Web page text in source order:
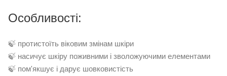
Особливості:
🍃 протистоїть віковим змінам шкіри
🍃 насичує шкіру поживними і зволожуючими елементами
🍃 пом'якшує і дарує шовковистість